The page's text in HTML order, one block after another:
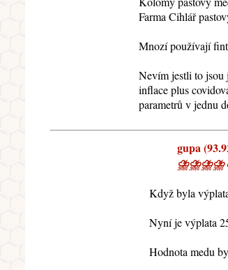
Farma Cihlář
Mnozí používají
Nevím jestli to jsou
inflace plus
parametrů v jednu
gupa
⛈⛈⛈⛈
Když byla
Nyní je výplata
Hodnota medu